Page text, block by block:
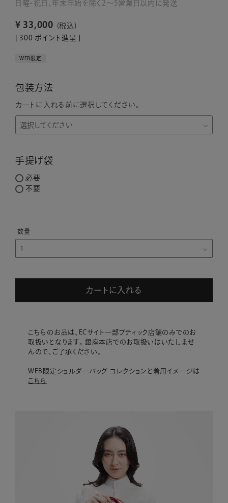
日曜・祝日、年末年始を除く2～5営業日以内に発送
¥ 33,000
税込
300 ポイント進呈 ]
WEB限定
包装方法
カートに入れる前に選択してください。
手提げ袋
必要
不要
カートに入れる
こちらのお品は、ECサイト一部ブティック店舗のみでのお
取扱いとなります。 銀座本店でのお取扱いはいたしませ
んので、ご了承ください。
WEB限定ショルダーバッグ コレクションと着用イメージは
こちら